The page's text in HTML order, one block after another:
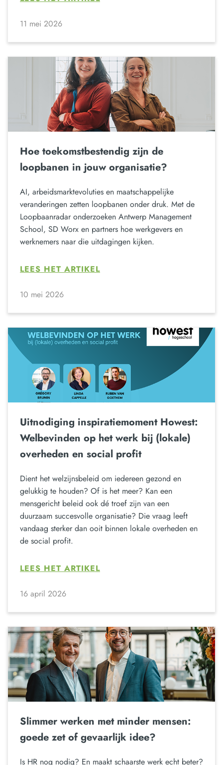
11 mei 2026
Hoe toekomstbestendig zijn de
loopbanen in jouw organisatie?
AI, arbeidsmarktevoluties en maatschappelijke
veranderingen zetten loopbanen onder druk. Met de
Loopbaanradar onderzoeken Antwerp Management
School, SD Worx en partners hoe werkgevers en
werknemers naar die uitdagingen kijken.
LEES HET ARTIKEL
10 mei 2026
Uitnodiging inspiratiemoment Howest:
Welbevinden op het werk bij (lokale)
overheden en social profit
Dient het welzijnsbeleid om iedereen gezond en
gelukkig te houden? Of is het meer? Kan een
mensgericht beleid ook dé troef zijn van een
duurzaam succesvolle organisatie? Die vraag leeft
vandaag sterker dan ooit binnen lokale overheden en
de social profit.
LEES HET ARTIKEL
16 april 2026
Slimmer werken met minder mensen:
goede zet of gevaarlijk idee?
Is HR nog nodig? En maakt schaarste werk echt beter?